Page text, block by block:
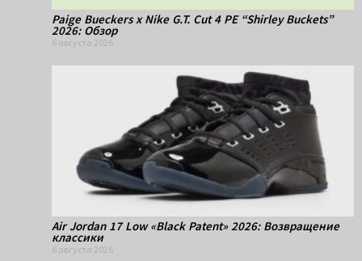
Paige Bueckers x Nike G.T. Cut 4 PE “Shirley Buckets”
2026: Обзор
6 августа 2026
Air Jordan 17 Low «Black Patent» 2026: Возвращение
классики
6 августа 2026